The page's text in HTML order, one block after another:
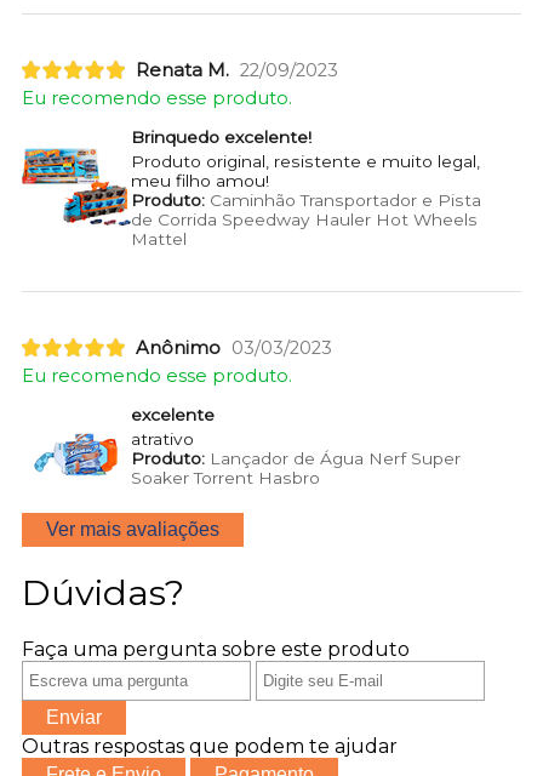
Renata M. 22/09/2023
Eu recomendo esse produto.
Brinquedo excelente!
Produto original, resistente e muito legal,
meu filho amou!
Produto:Caminhão Transportador e Pista
de Corrida Speedway Hauler Hot Wheels
Mattel
Anônimo 03/03/2023
Eu recomendo esse produto.
excelente
atrativo
Produto:Lançador de Água Nerf Super
Soaker Torrent Hasbro
Ver mais avaliações
Dúvidas?
Faça uma pergunta sobre este produto
Enviar
Outras respostas que podem te ajudar